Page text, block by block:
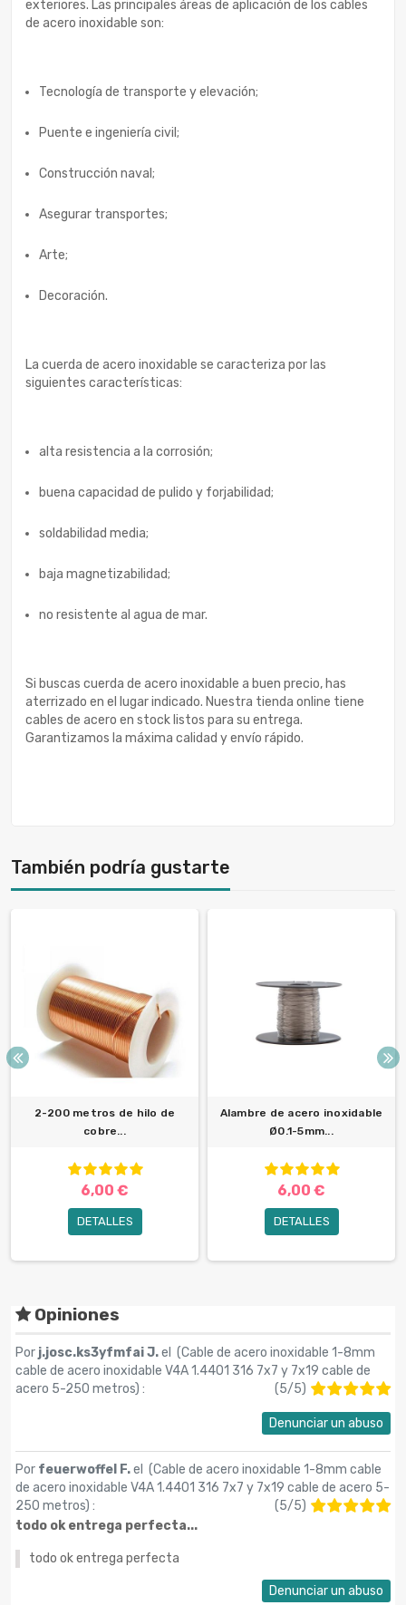
exteriores. Las principales áreas de aplicación de los cables
de acero inoxidable son:
Tecnología de transporte y elevación;
Puente e ingeniería civil;
Construcción naval;
Asegurar transportes;
Arte;
Decoración.
La cuerda de acero inoxidable se caracteriza por las
siguientes características:
alta resistencia a la corrosión;
buena capacidad de pulido y forjabilidad;
soldabilidad media;
baja magnetizabilidad;
no resistente al agua de mar.
Si buscas cuerda de acero inoxidable a buen precio, has
aterrizado en el lugar indicado. Nuestra tienda online tiene
cables de acero en stock listos para su entrega.
Garantizamos la máxima calidad y envío rápido.
También podría gustarte
2-200 metros de hilo de
cobre...
6,00 €
DETALLES
Alambre de acero inoxidable
Ø0.1-5mm...
6,00 €
DETALLES
Opiniones
Por j.josc.ks3yfmfai J.el (Cable de acero inoxidable 1-8mm
cable de acero inoxidable V4A 1.4401 316 7x7 y 7x19 cable de
acero 5-250 metros) : (5/5)
Denunciar un abuso
Por feuerwoffel F.el (Cable de acero inoxidable 1-8mm cable
de acero inoxidable V4A 1.4401 316 7x7 y 7x19 cable de acero 5-
250 metros) : (5/5)
todo ok entrega perfecta...
todo ok entrega perfecta
Denunciar un abuso